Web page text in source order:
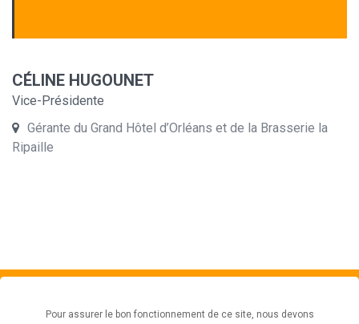
CÉLINE HUGOUNET
Vice-Présidente
Gérante du Grand Hôtel d’Orléans et de la Brasserie la
Ripaille
Pour assurer le bon fonctionnement de ce site, nous devons